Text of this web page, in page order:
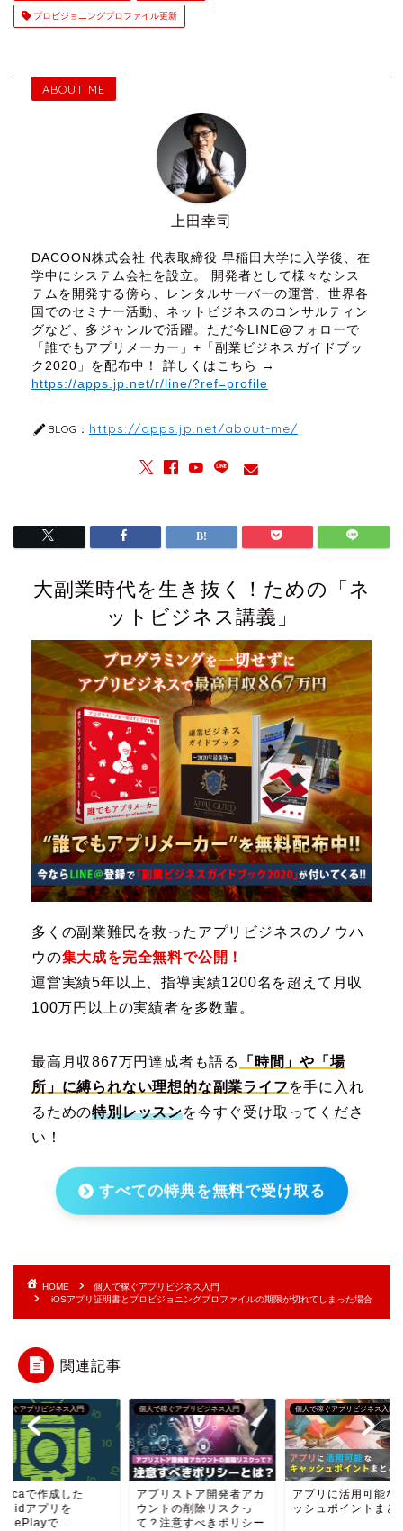
プロビジョニングプロファイル更新
ABOUT ME
上田幸司
DACOON株式会社 代表取締役 早稲田大学に入学後、在
学中にシステム会社を設立。 開発者として様々なシス
テムを開発する傍ら、レンタルサーバーの運営、世界各
国でのセミナー活動、ネットビジネスのコンサルティン
グなど、多ジャンルで活躍。ただ今LINE@フォローで
「誰でもアプリメーカー」+「副業ビジネスガイドブッ
ク2020」を配布中！ 詳しくはこちら →
https://apps.jp.net/r/line/?ref=profile
BLOG： https://apps.jp.net/about-me/
大副業時代を生き抜く！ための「ネ
ットビジネス講義」
多くの副業難民を救ったアプリビジネスのノウハ
ウの集大成を完全無料で公開！
運営実績5年以上、指導実績1200名を超えて月収
100万円以上の実績者を多数輩。
最高月収867万円達成者も語る
「時間」や「場
所」に縛られない理想的な副業ライフ を手に入れ
るための特別レッスンを今すぐ受け取ってくださ
い！
すべての特典を無料で受け取る
HOME
個人で稼ぐアプリビジネス入門
iOSアプリ証明書とプロビジョニングプロファイルの期限が切れてしまった場合
関連記事
稼ぐアプリビジネス入門
リストア開発者アカ
トの削除リスクっ
注意すべきポリシー
個人で稼ぐアプリビジネス入門
アプリに活用可能なキャ
ッシュポイントまとめ
個人で稼ぐアプリビジネス入門
monacaでのiPhone
リのビルドとリリー